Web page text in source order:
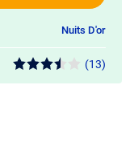
Nuits D'or
(13)